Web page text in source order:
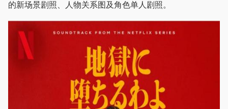
的新场景剧照、人物关系图及角色单人剧照。